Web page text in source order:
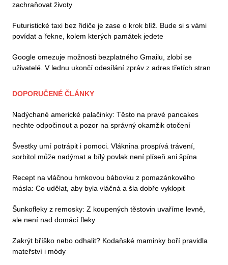
zachraňovat životy
Futuristické taxi bez řidiče je zase o krok blíž. Bude si s vámi
povídat a řekne, kolem kterých památek jedete
Google omezuje možnosti bezplatného Gmailu, zlobí se
uživatelé. V lednu ukončí odesílání zpráv z adres třetích stran
DOPORUČENÉ ČLÁNKY
Nadýchané americké palačinky: Těsto na pravé pancakes
nechte odpočinout a pozor na správný okamžik otočení
Švestky umí potrápit i pomoci. Vláknina prospívá trávení,
sorbitol může nadýmat a bílý povlak není plíseň ani špína
Recept na vláčnou hrnkovou bábovku z pomazánkového
másla: Co udělat, aby byla vláčná a šla dobře vyklopit
Šunkofleky z remosky: Z koupených těstovin uvaříme levně,
ale není nad domácí fleky
Zakrýt bříško nebo odhalit? Kodaňské maminky boří pravidla
mateřství i módy